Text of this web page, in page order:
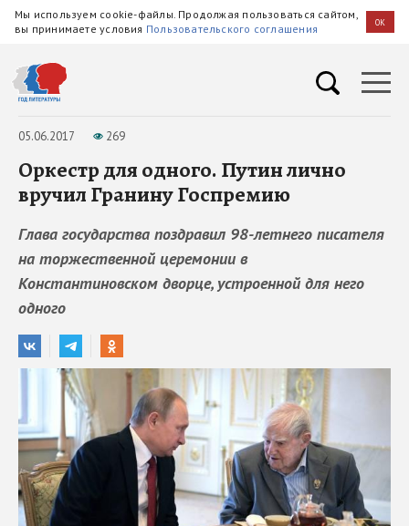
Мы используем cookie-файлы. Продолжая пользоваться сайтом,
вы принимаете условия Пользовательского соглашения OK
05.06.2017 269
Оркестр для одного. Путин лично
вручил Гранину Госпремию
Глава государства поздравил 98-летнего писателя
на торжественной церемонии в
Константиновском дворце, устроенной для него
одного